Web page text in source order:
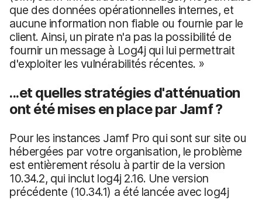
que des données opérationnelles internes, et
aucune information non fiable ou fournie par le
client. Ainsi, un pirate n'a pas la possibilité de
fournir un message à Log4j qui lui permettrait
d'exploiter les vulnérabilités récentes. »
...et quelles stratégies d'atténuation
ont été mises en place par Jamf ?
Pour les instances Jamf Pro qui sont sur site ou
hébergées par votre organisation, le problème
est entièrement résolu à partir de la version
10.34.2, qui inclut log4j 2.16. Une version
précédente (10.34.1) a été lancée avec log4j